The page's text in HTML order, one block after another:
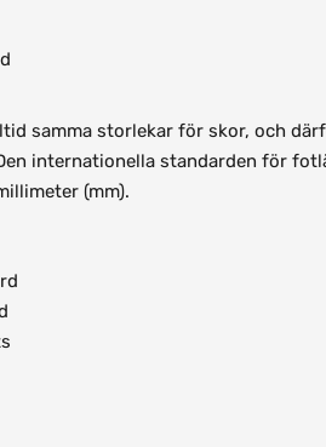
samma storlekar för skor, och
internationella standarden för
(mm).